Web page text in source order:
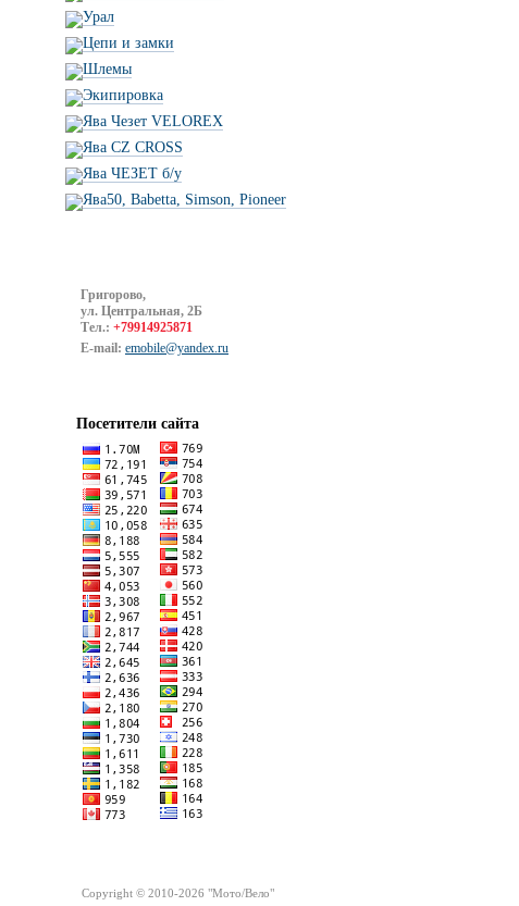
Урал
Цепи и замки
Шлемы
Экипировка
Ява Чезет VELOREX
Ява CZ CROSS
Ява ЧЕЗЕТ б/у
Ява50, Babetta, Simson, Pioneer
Григорово,
ул. Центральная, 2Б
Тел.: +79914925871
E-mail: emobile@yandex.ru
Посетители сайта
Copyright © 2010-2026 "Мото/Вело"